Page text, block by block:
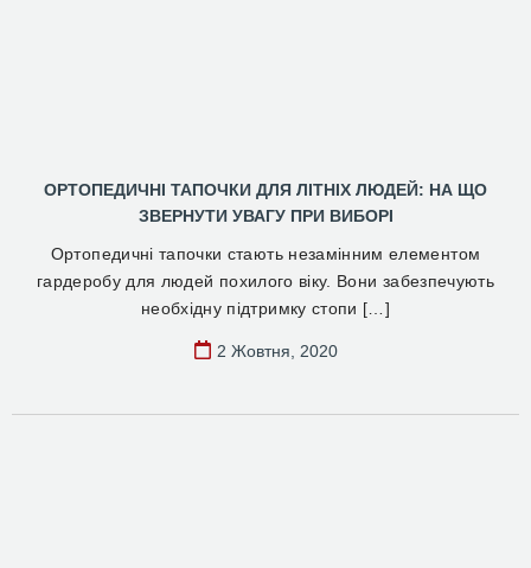
ОРТОПЕДИЧНІ ТАПОЧКИ ДЛЯ ЛІТНІХ ЛЮДЕЙ: НА ЩО
ЗВЕРНУТИ УВАГУ ПРИ ВИБОРІ
Ортопедичні тапочки стають незамінним елементом
гардеробу для людей похилого віку. Вони забезпечують
необхідну підтримку стопи […]
2 Жовтня, 2020